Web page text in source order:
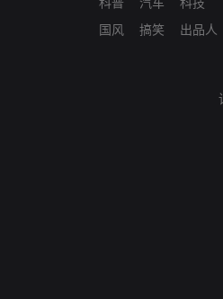
科普
国风
汽车
搞笑
科技
出品人